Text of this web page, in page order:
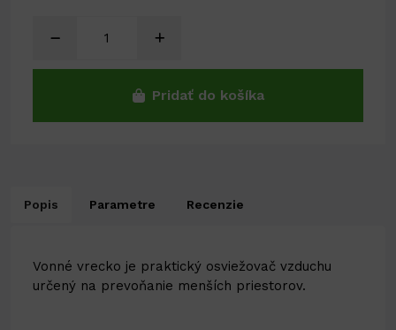
Pridať do košíka
Popis Parametre Recenzie
Vonné vrecko je praktický osviežovač vzduchu
určený na prevoňanie menších priestorov.